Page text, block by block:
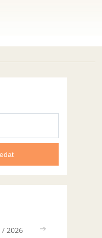
/ 2026 >>